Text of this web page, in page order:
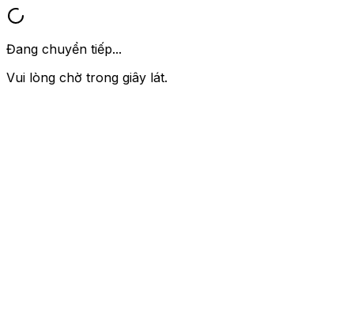
Đang chuyển tiếp...
Vui lòng chờ trong giây lát.